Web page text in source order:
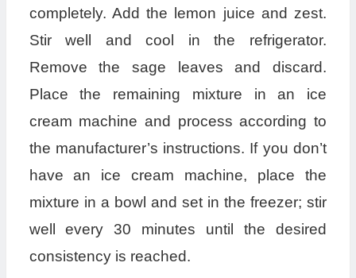
completely. Add the lemon juice and zest.
Stir well and cool in the refrigerator.
Remove the sage leaves and discard.
Place the remaining mixture in an ice
cream machine and process according to
the manufacturer’s instructions. If you don’t
have an ice cream machine, place the
mixture in a bowl and set in the freezer; stir
well every 30 minutes until the desired
consistency is reached.